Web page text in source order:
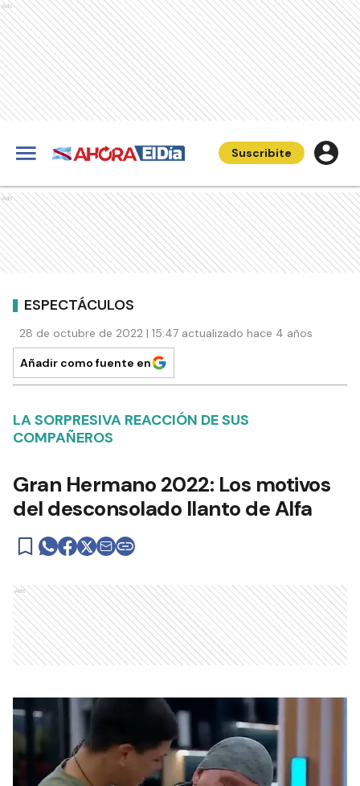
Ads
Suscribite
Ads
ESPECTÁCULOS
28 de octubre de 2022 | 15:47 actualizado hace 4 años
Añadir como fuente en
LA SORPRESIVA REACCIÓN DE SUS
COMPAÑEROS
Gran Hermano 2022: Los motivos
del desconsolado llanto de Alfa
Ads